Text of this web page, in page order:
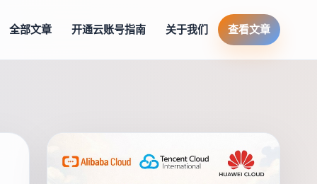
全部文章 开通云账号指南 关于我们 查看文章